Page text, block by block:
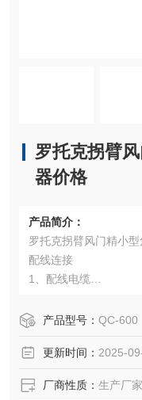
罗托克拐臂
器价格
产品简介：
罗托克拐臂风门精小
配线连接
1、配线电缆
（2）将电缆线穿过电
（3）旋紧线锁的外套
2、配线线管
产品型号： QC-600
更新时间： 2025-
厂商性质： 生产厂家